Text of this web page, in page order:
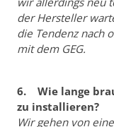
der Hersteller
die Tendenz nach
mit dem GEG.
6. Wie lange
zu installieren?
Wir gehen von